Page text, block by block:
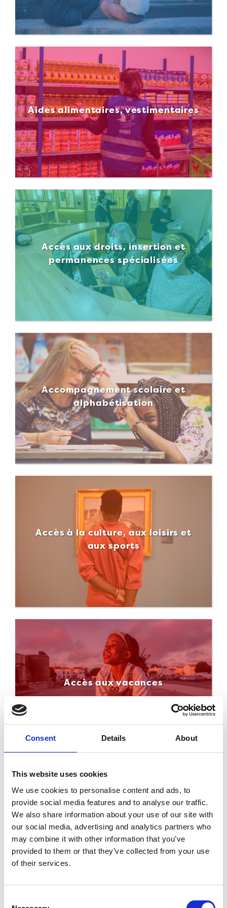
Consent Details About
This website uses cookies
We use cookies to personalise content and ads, to
provide social media features and to analyse our traffic.
We also share information about your use of our site with
our social media, advertising and analytics partners who
may combine it with other information that you’ve
provided to them or that they’ve collected from your use
of their services.
Aides alimentaires, vestimentaires
Accès aux droits, insertion et
permanences spécialisées
Accompagnement scolaire et
alphabétisation
Accès à la culture, aux loisirs et
aux sports
Accès aux vacances
Solidarité dans le monde